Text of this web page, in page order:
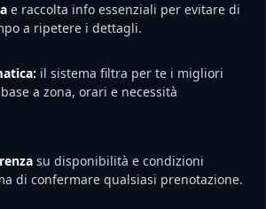
e raccolta info essenziali per evitare di
a ripetere i dettagli.
il sistema filtra per te i migliori
a zona, orari e necessità
su disponibilità e condizioni
di confermare qualsiasi prenotazione.